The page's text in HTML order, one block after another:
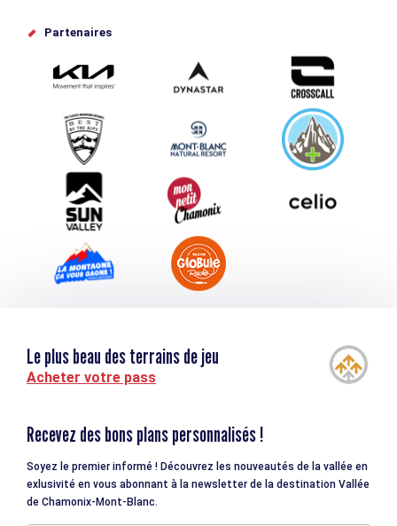
Offices de tourisme
Proposez votre évènement
Service groupes et séminaires
Téléchargements
Tourisme et handicap
Partenaires
Le plus beau des terrains de jeu
Acheter votre pass
Recevez des bons plans personnalisés !
Soyez le premier informé ! Découvrez les nouveautés de la vallée en
exlusivité en vous abonnant à la newsletter de la destination Vallée
de Chamonix-Mont-Blanc.